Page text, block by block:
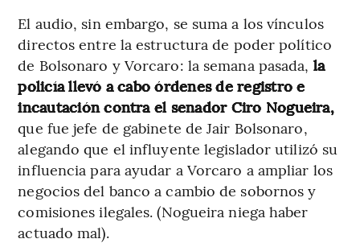
El audio, sin embargo, se suma a los vínculos
directos entre la estructura de poder político
de Bolsonaro y Vorcaro: la semana pasada, la
policía llevó a cabo órdenes de registro e
incautación contra el senador Ciro Nogueira,
que fue jefe de gabinete de Jair Bolsonaro,
alegando que el influyente legislador utilizó su
influencia para ayudar a Vorcaro a ampliar los
negocios del banco a cambio de sobornos y
comisiones ilegales. (Nogueira niega haber
actuado mal).